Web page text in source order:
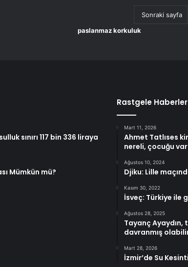
Sonraki sayfa
paslanmaz korkuluk
sınırı 117 bin 336 liraya
Mümkün mü?
Rastgele Haberler
Mart 11, 2026
Ahmet Tatlıses
nereli, çocuğu
Ağustos 10, 2024
Djiku: Lille
Kasım 30, 2022
İsveç: Türkiye ile
Ağustos 28, 2025
Tayanç Ayaydın,
davranmış
Mart 28, 2026
İzmir’de Su